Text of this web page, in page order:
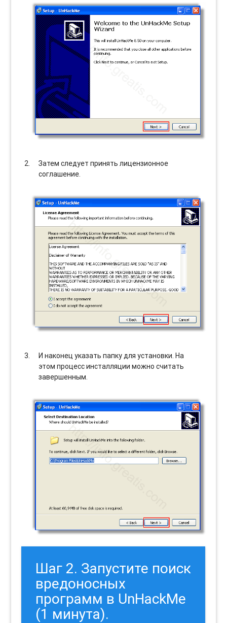
Затем следует принять лицензионное
соглашение.
И наконец указать папку для установки. На
этом процесс инсталляции можно считать
завершенным.
Шаг 2. Запустите поиск
вредоносных
программ в UnHackMe
(1 минута).